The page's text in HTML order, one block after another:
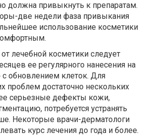
должна привыкнуть к препаратам.
две недели фаза привыкания
использование косметики
лечебной косметики следует
ее регулярного нанесения на
с обновлением клеток. Для
проблем достаточно нескольких
серьезные дефекты кожи,
потребуется устранять
Некоторые врачи-дерматологи
курс лечения до года и более.